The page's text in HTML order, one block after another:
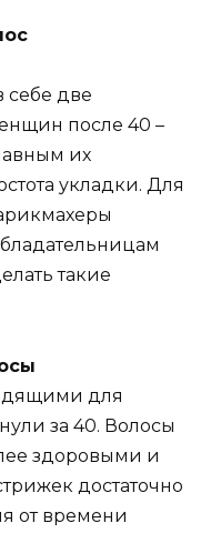
себе две
после 40 –
их
укладки. Для
такие
для
за 40. Волосы
здоровыми и
достаточно
от времени